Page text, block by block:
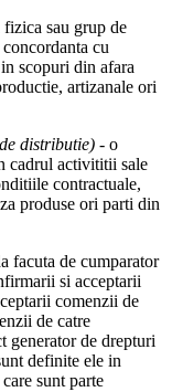
fizica sau grup de
cu
scopuri din afara
artizanale ori
distributie) - o
cadrul activititii sale
contractuale,
produse ori parti din
facuta de cumparator
si acceptarii
comenzii de
de catre
generator de drepturi
definite ele in
sunt parte